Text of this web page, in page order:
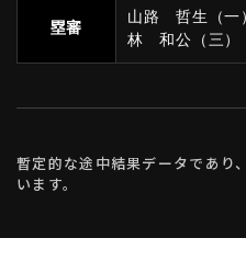
塁審
山路 哲生（
林 和公（三）
暫定的な途中結果データであり
います。